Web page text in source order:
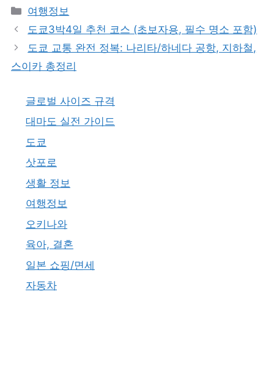
카
테
리
여행정보
도쿄3박4일 추천 코스 (초보자용, 필수 명소 포함)
도쿄 교통 완전 정복: 나리타/하네다 공항, 지하철,
스이카 총정리
글로벌 사이즈 규격
대마도 실전 가이드
도쿄
삿포로
생활 정보
여행정보
오키나와
육아, 결혼
일본 쇼핑/면세
자동차